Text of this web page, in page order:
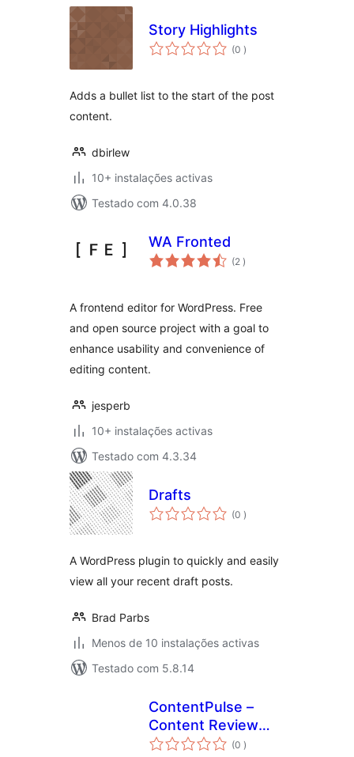
Story Highlights
(0 classificações
)
Adds a bullet list to the start of the post
content.
dbirlew
10+ instalações activas
Testado com 4.0.38
WA Fronted
(2 classificações
)
A frontend editor for WordPress. Free
and open source project with a goal to
enhance usability and convenience of
editing content.
jesperb
10+ instalações activas
Testado com 4.3.34
Drafts
(0 classificações
)
A WordPress plugin to quickly and easily
view all your recent draft posts.
Brad Parbs
Menos de 10 instalações activas
Testado com 5.8.14
ContentPulse –
Content Review
Reminder
(0 classificações
)